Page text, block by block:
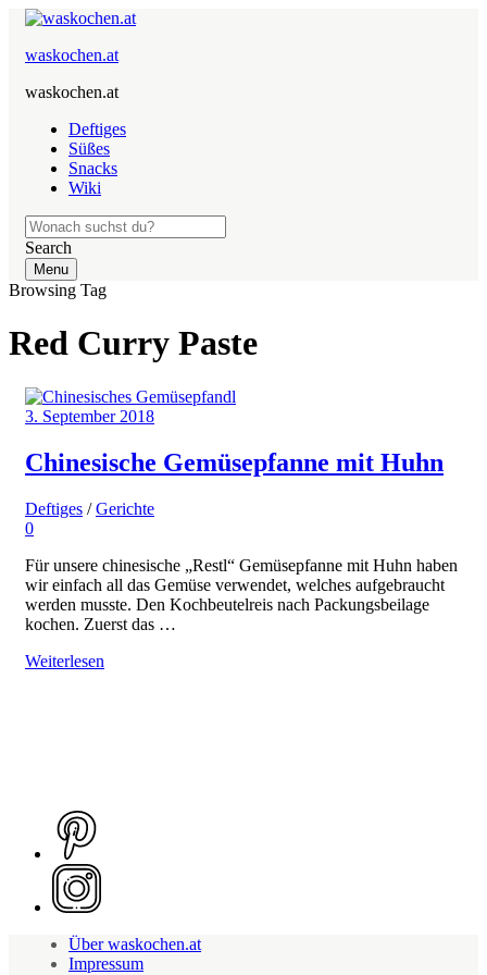
waskochen.at
waskochen.at
Deftiges
Süßes
Snacks
Wiki
Search
Menu
Browsing Tag
Red Curry Paste
3. September 2018
Chinesische Gemüsepfanne mit Huhn
Deftiges /Gerichte
0
Für unsere chinesische „Restl“ Gemüsepfanne mit Huhn haben
wir einfach all das Gemüse verwendet, welches aufgebraucht
werden musste. Den Kochbeutelreis nach Packungsbeilage
kochen. Zuerst das …
Weiterlesen
Über waskochen.at
Impressum